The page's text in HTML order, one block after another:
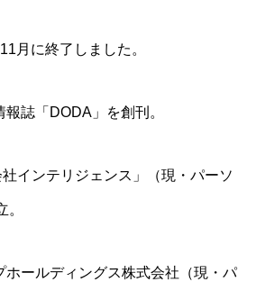
月に終了しました。
誌「DODA」を創刊。
インテリジェンス」（現・パーソ
ホールディングス株式会社（現・パ